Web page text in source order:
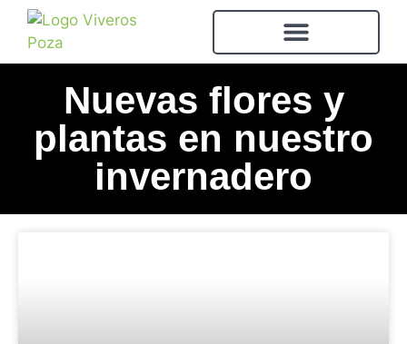
Nuevas flores y
plantas en nuestro
invernadero